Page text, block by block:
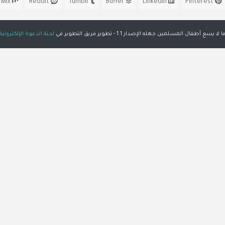
Buffer
Tumblr
Mix
ما لا يسع أطفال المسلمين جهله الإصدار 1.1 - تطوير فريق التطوير في لجنة الدعوة الإلكترونية